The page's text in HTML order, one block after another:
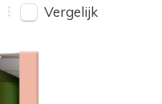
Vergelijk